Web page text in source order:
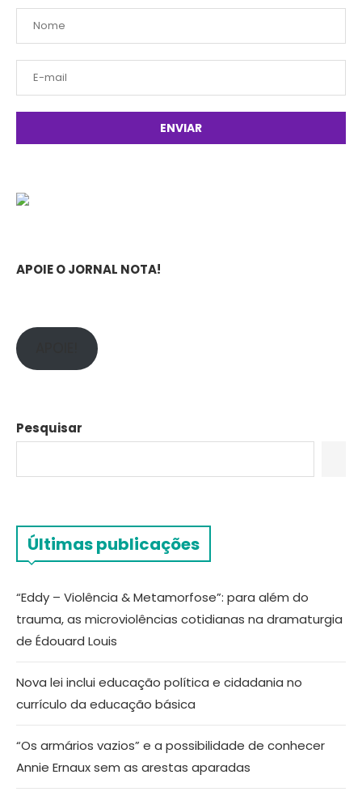
APOIE O JORNAL NOTA!
Pesquisar
Últimas publicações
“Eddy – Violência & Metamorfose”: para além do
trauma, as microviolências cotidianas na dramaturgia
de Édouard Louis
Nova lei inclui educação política e cidadania no
currículo da educação básica
“Os armários vazios” e a possibilidade de conhecer
Annie Ernaux sem as arestas aparadas